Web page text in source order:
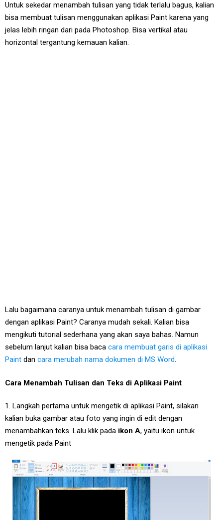
Untuk sekedar menambah tulisan yang tidak terlalu bagus, kalian
bisa membuat tulisan menggunakan aplikasi Paint karena yang
jelas lebih ringan dari pada Photoshop. Bisa vertikal atau
horizontal tergantung kemauan kalian.
Lalu bagaimana caranya untuk menambah tulisan di gambar
dengan aplikasi Paint? Caranya mudah sekali. Kalian bisa
mengikuti tutorial sederhana yang akan saya bahas. Namun
sebelum lanjut kalian bisa baca cara membuat garis di aplikasi
Paint dan cara merubah nama dokumen di MS Word.
Cara Menambah Tulisan dan Teks di Aplikasi Paint
1. Langkah pertama untuk mengetik di aplikasi Paint, silakan
kalian buka gambar atau foto yang ingin di edit dengan
menambahkan teks. Lalu klik pada ikon A, yaitu ikon untuk
mengetik pada Paint